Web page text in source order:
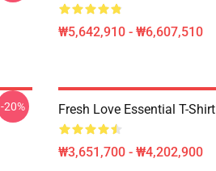
₩5,642,910 - ₩6,607,510
-20% Fresh Love Essential T-Shirt
₩3,651,700 - ₩4,202,900